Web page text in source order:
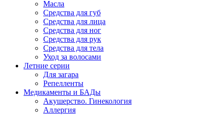
Масла
Средства для губ
Средства для лица
Средства для ног
Средства для рук
Средства для тела
Уход за волосами
Летние серии
Для загара
Репелленты
Медикаменты и БАДы
Акушерство. Гинекология
Аллергия